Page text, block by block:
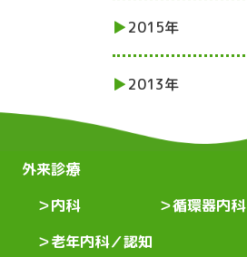
2015年
2013年
外来診療
内科
循環器内科
老年内科／認知